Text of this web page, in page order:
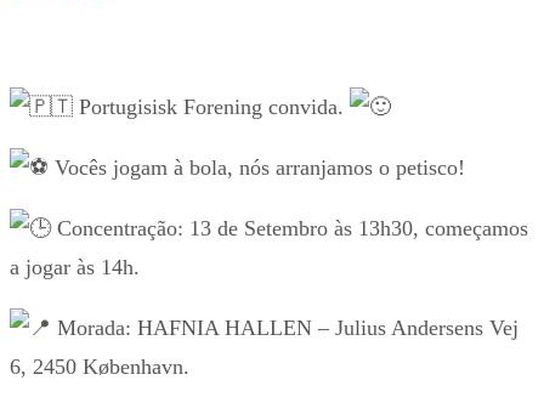
Portugisisk Forening convida.
Vocês jogam à bola, nós arranjamos o petisco!
Concentração: 13 de Setembro às 13h30, começamos
a jogar às 14h.
Morada: HAFNIA HALLEN – Julius Andersens Vej
6, 2450 København.